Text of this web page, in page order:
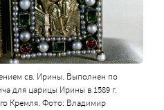
св. Ирины. Выполнен по
для царицы Ирины в 1589 г.
Кремля. Фото: Владимир